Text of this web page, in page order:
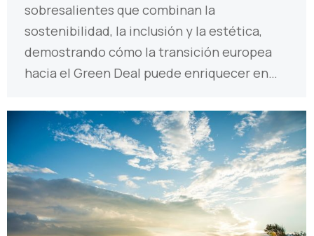
sobresalientes que combinan la
sostenibilidad, la inclusión y la estética,
demostrando cómo la transición europea
hacia el Green Deal puede enriquecer en…